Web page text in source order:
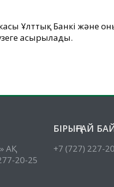
Ұлттық Банкі
асырылады.
20-25
БІРЫҢҒАЙ
+7 (727) 227-